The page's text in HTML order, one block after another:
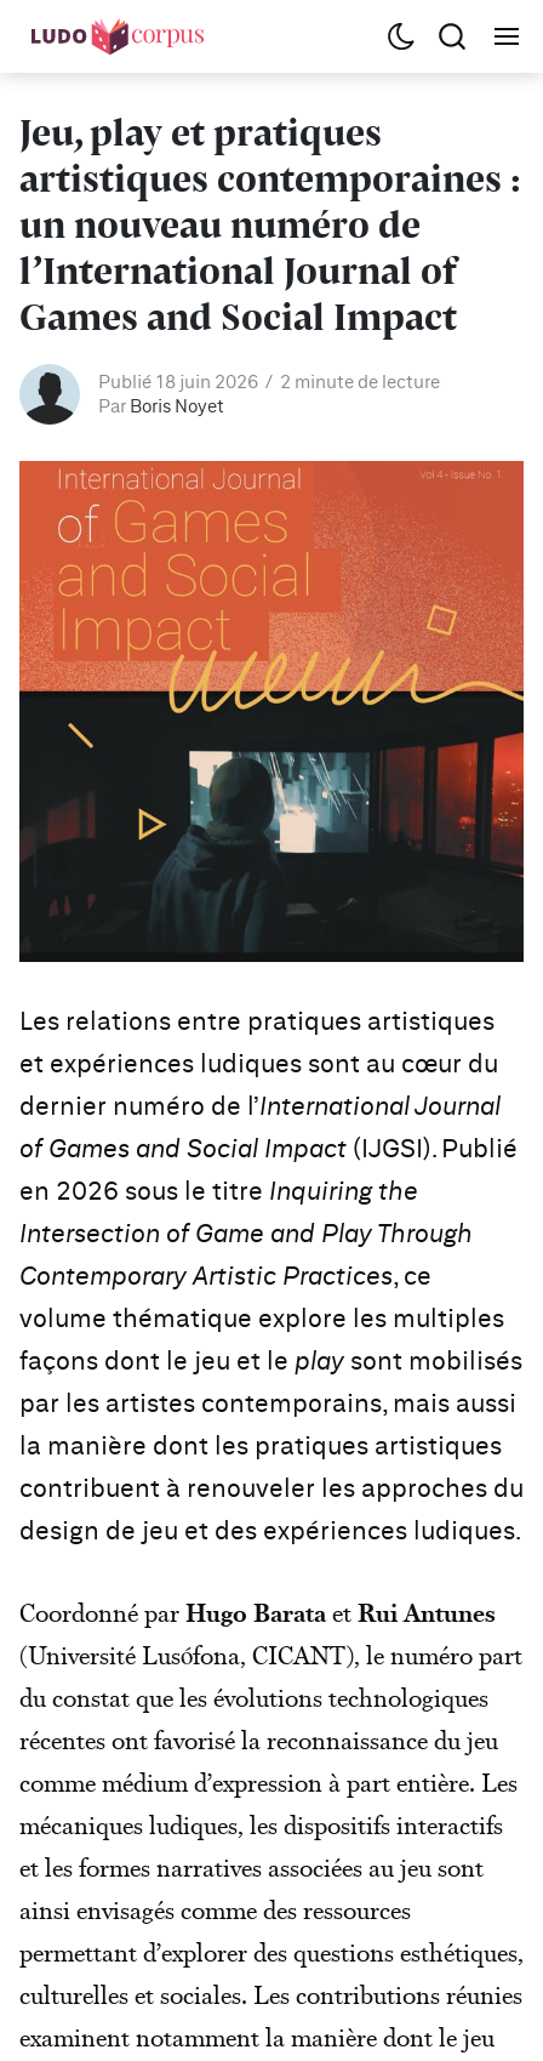
Jeu, play et pratiques
artistiques contemporaines :
un nouveau numéro de
l’International Journal of
Games and Social Impact
Publié 18 juin 2026
2 minute de lecture
Par Boris Noyet
Les relations entre pratiques artistiques
et expériences ludiques sont au cœur du
dernier numéro de l’International Journal
of Games and Social Impact (IJGSI). Publié
en 2026 sous le titre Inquiring the
Intersection of Game and Play Through
Contemporary Artistic Practices, ce
volume thématique explore les multiples
façons dont le jeu et le play sont mobilisés
par les artistes contemporains, mais aussi
la manière dont les pratiques artistiques
contribuent à renouveler les approches du
design de jeu et des expériences ludiques.
Coordonné parHugo BarataetRui Antunes
(Université Lusófona, CICANT), le numéro part
du constat que les évolutions technologiques
récentes ont favorisé la reconnaissance du jeu
comme médium d’expression à part entière. Les
mécaniques ludiques, les dispositifs interactifs
et les formes narratives associées au jeu sont
ainsi envisagés comme des ressources
permettant d’explorer des questions esthétiques,
culturelles et sociales. Les contributions réunies
examinent notamment la manière dont le jeu